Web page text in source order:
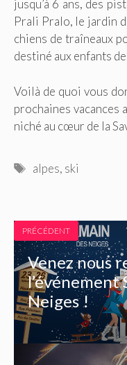
jusqu’à 6 ans, des
Prali Pralo, le jardin
chiens de traîneaux
destiné aux enfants de
Voilà de quoi vous
prochaines vacances
niché au cœur de la
Étiquettes
alpes, ski
PRÉCÉDENT
Venez nous
l’événement
Neiges !